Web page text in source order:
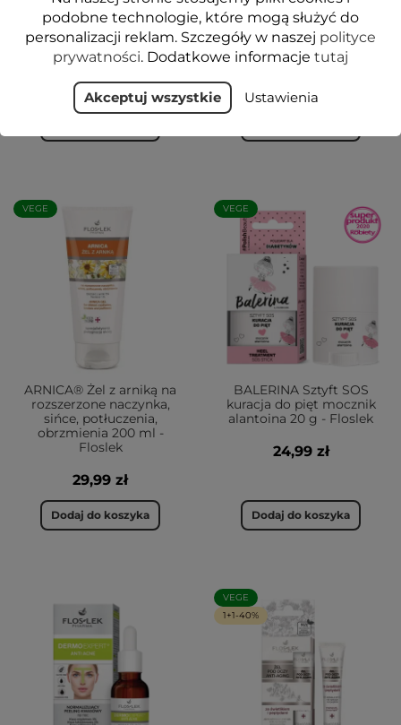
VEGE LIP CARE Cukrowy
scrub do ust bezstresowy
limonkowy 14 g - Floslek
WINTER CARE Krem w
sztyfcie ochronny do
twarzy SPF 50+ 20 g -
Floslek
59,99 zł
VEGE
ARNICA® Żel z arniką na
rozszerzone naczynka,
sińce, potłuczenia,
obrzmienia 200 ml -
Floslek
29,99 zł
Dodaj do koszyka
VEGE
BALERINA Sztyft SOS
kuracja do pięt mocznik
alantoina 20 g - Floslek
24,99 zł
Dodaj do koszyka
VEGE
1+1-40%
podobne technologie, które mogą służyć do
personalizacji reklam. Szczegóły w naszej polityce
prywatności. Dodatkowe informacje tutaj
Akceptuj wszystkie Ustawienia